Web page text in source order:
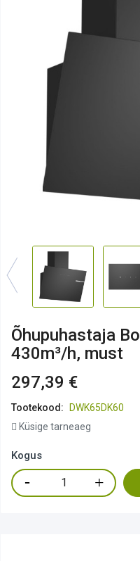
Õhupuhastaja
430m³/h, must
297,39 €
Tootekood:
DWK65DK60
Küsige tarneaeg
Kogus